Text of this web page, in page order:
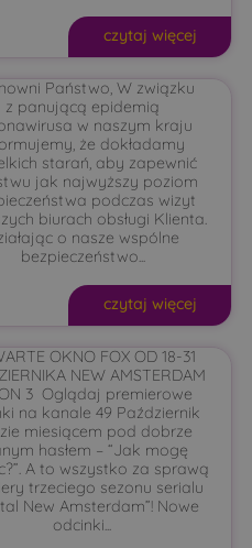
czytaj więcej
Państwo, W związku
z panującą epidemią
w naszym kraju
że dokładamy
starań, aby zapewnić
jak najwyższy poziom
podczas wizyt
biurach obsługi Klienta.
o nasze wspólne
bezpieczeństwo...
czytaj więcej
OKNO FOX OD 18-31
NEW AMSTERDAM
3 Oglądaj premierowe
na kanale 49 Październik
miesiącem pod dobrze
hasłem – “Jak mogę
A to wszystko za sprawą
trzeciego sezonu serialu
New Amsterdam”! Nowe
odcinki...